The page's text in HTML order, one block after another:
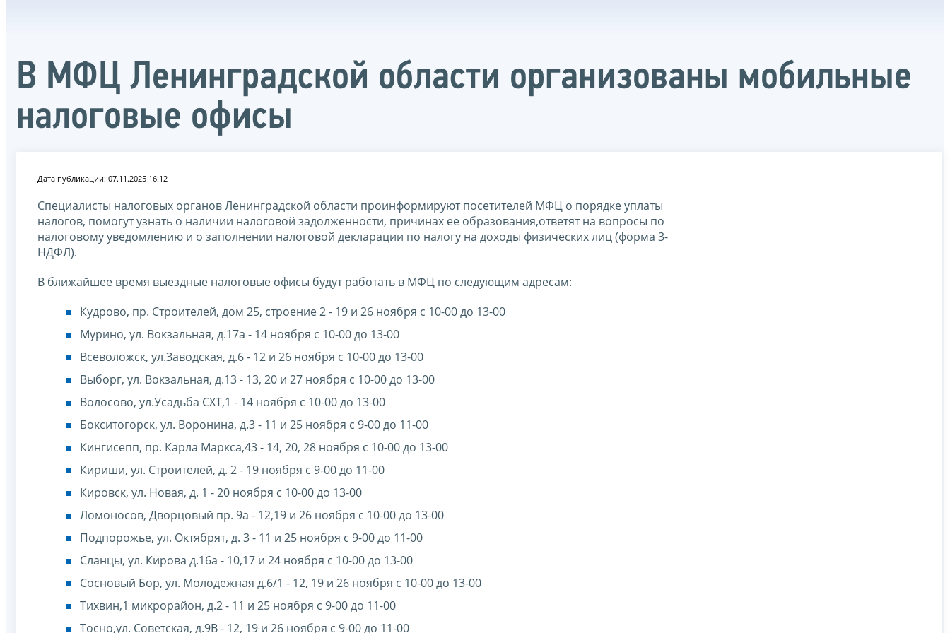
В МФЦ Ленинградской области организованы мобильные
налоговые офисы
Дата публикации: 07.11.2025 16:12
Специалисты налоговых органов Ленинградской области проинформируют посетителей МФЦ о порядке уплаты
налогов, помогут узнать о наличии налоговой задолженности, причинах ее образования,ответят на вопросы по
налоговому уведомлению и о заполнении налоговой декларации по налогу на доходы физических лиц (форма 3-
НДФЛ).
В ближайшее время выездные налоговые офисы будут работать в МФЦ по следующим адресам:
Кудрово, пр. Строителей, дом 25, строение 2 - 19 и 26 ноября с 10-00 до 13-00
Мурино, ул. Вокзальная, д.17а - 14 ноября с 10-00 до 13-00
Всеволожск, ул.Заводская, д.6 - 12 и 26 ноября с 10-00 до 13-00
Выборг, ул. Вокзальная, д.13 - 13, 20 и 27 ноября с 10-00 до 13-00
Волосово, ул.Усадьба СХТ,1 - 14 ноября с 10-00 до 13-00
Бокситогорск, ул. Воронина, д.3 - 11 и 25 ноября с 9-00 до 11-00
Кингисепп, пр. Карла Маркса,43 - 14, 20, 28 ноября с 10-00 до 13-00
Кириши, ул. Строителей, д. 2 - 19 ноября с 9-00 до 11-00
Кировск, ул. Новая, д. 1 - 20 ноября с 10-00 до 13-00
Ломоносов, Дворцовый пр. 9а - 12,19 и 26 ноября с 10-00 до 13-00
Подпорожье, ул. Октябрят, д. 3 - 11 и 25 ноября с 9-00 до 11-00
Сланцы, ул. Кирова д.16а - 10,17 и 24 ноября с 10-00 до 13-00
Сосновый Бор, ул. Молодежная д.6/1 - 12, 19 и 26 ноября с 10-00 до 13-00
Тихвин,1 микрорайон, д.2 - 11 и 25 ноября с 9-00 до 11-00
Тосно,ул. Советская, д.9В - 12, 19 и 26 ноября с 9-00 до 11-00